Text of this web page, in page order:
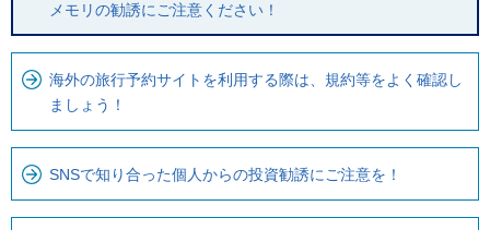
メモリの勧誘にご注意ください！
海外の旅行予約サイトを利用する際は、規約等をよく確認し
ましょう！
SNSで知り合った個人からの投資勧誘にご注意を！